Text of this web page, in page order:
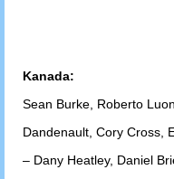
Kanada:
Sean Burke, Roberto
Dandenault, Cory Cross,
– Dany Heatley, Daniel